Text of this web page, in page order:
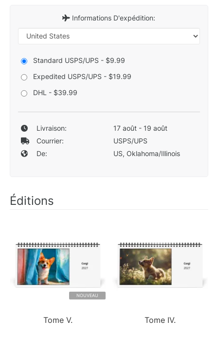
Informations D'expédition:
Standard USPS/UPS - $9.99
Expedited USPS/UPS - $19.99
DHL - $39.99
Livraison:
17 août - 19 août
Courrier:
USPS/UPS
De:
US, Oklahoma/Illinois
Éditions
NOUVEAU
Tome V. Tome IV.